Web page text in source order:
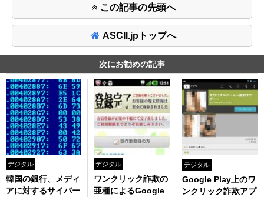
この記事の先頭へ
ASCII.jpトップへ
次にお勧めの記事
デジタル
韓国の銀行、メディ
アに対するサイバー
デジタル
ワンクリック詐欺の
亜種によるGoogle
デジタル
Google Play上のワ
ンクリック詐欺アプ